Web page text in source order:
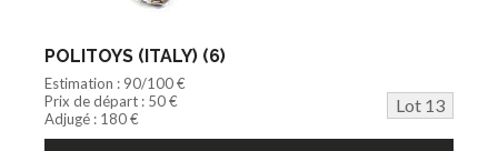
POLITOYS (ITALY) (6)
Estimation : 90/100 €
Prix de départ : 50 €
Lot 13
Adjugé : 180 €